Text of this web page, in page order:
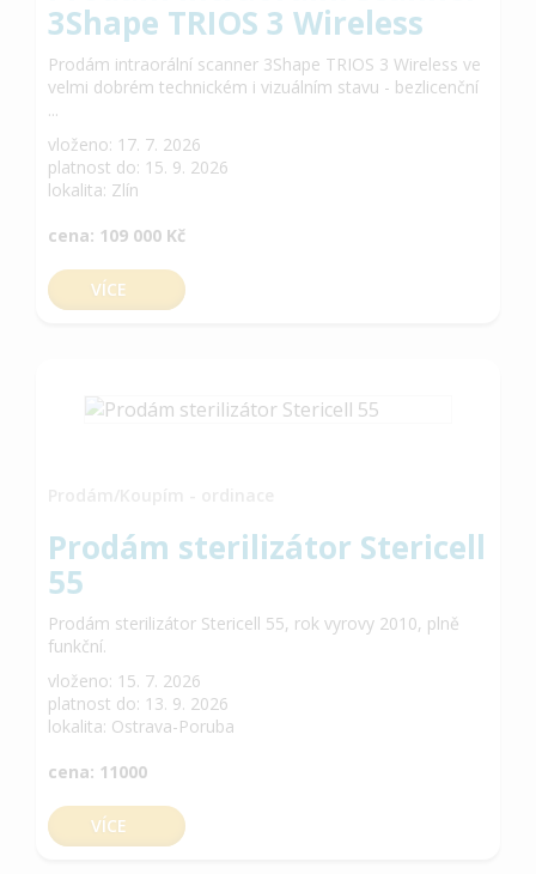
3Shape TRIOS 3 Wireless
Prodám intraorální scanner 3Shape TRIOS 3 Wireless ve
velmi dobrém technickém i vizuálním stavu - bezlicenční
...
vloženo: 17. 7. 2026
platnost do: 15. 9. 2026
lokalita: Zlín
cena: 109 000 Kč
VÍCE
Prodám sterilizátor Stericell
55
Prodám sterilizátor Stericell 55, rok vyrovy 2010, plně
funkční.
vloženo: 15. 7. 2026
platnost do: 13. 9. 2026
lokalita: Ostrava-Poruba
cena: 11000
VÍCE